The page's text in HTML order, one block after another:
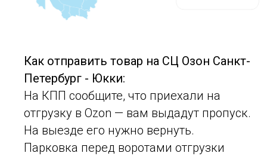
Как отправить товар на СЦ Озон Санкт-
Петербург - Юкки:
На КПП сообщите, что приехали на
отгрузку в Ozon — вам выдадут пропуск.
На выезде его нужно вернуть.
Парковка перед воротами отгрузки